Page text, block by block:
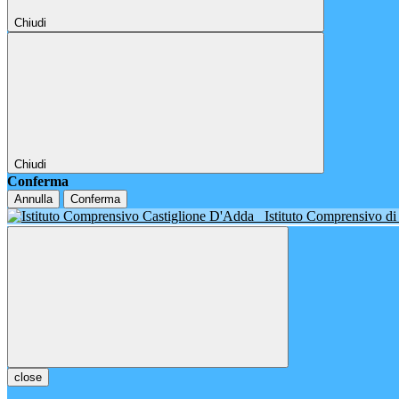
Chiudi
Chiudi
Conferma
Annulla Conferma
Istituto Comprensivo
close